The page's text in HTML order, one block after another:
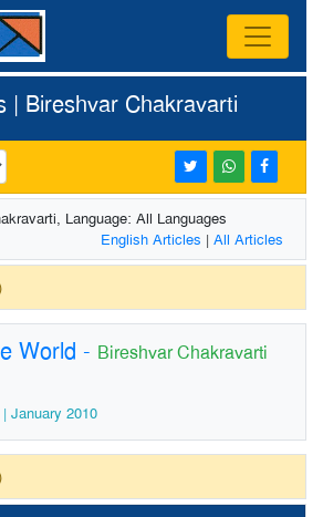
| Bireshvar Chakravarti
Language: All Languages
English Articles | All Articles
World - Bireshvar Chakravarti
January 2010